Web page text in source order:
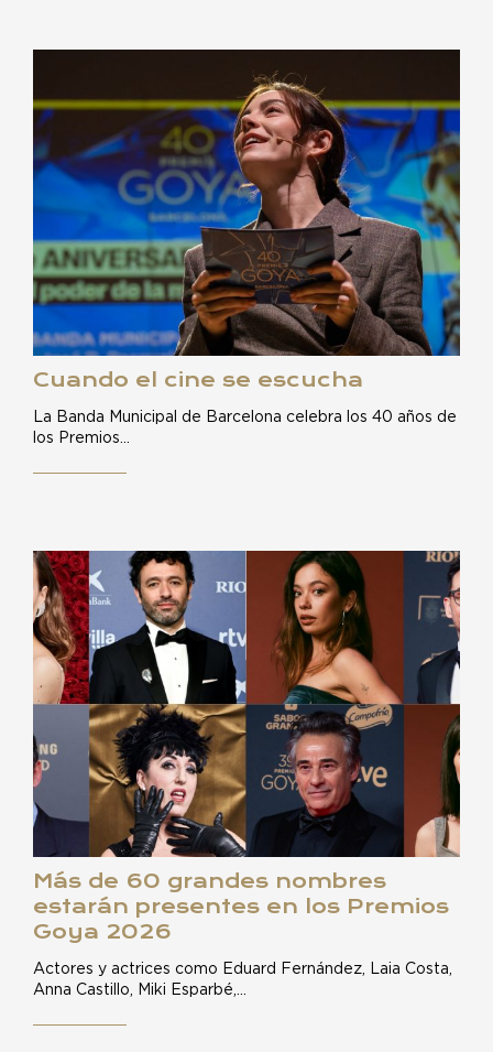
Cuando el cine se escucha
La Banda Municipal de Barcelona celebra los 40 años de
los Premios…
Más de 60 grandes nombres
estarán presentes en los Premios
Goya 2026
Actores y actrices como Eduard Fernández, Laia Costa,
Anna Castillo, Miki Esparbé,…